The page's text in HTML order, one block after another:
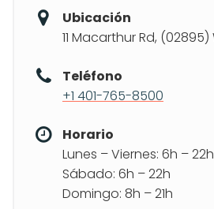
Ubicación
11 Macarthur Rd,
Teléfono
+1 401-765-8500
Horario
Lunes – Viernes: 6h – 22h
Sábado: 6h – 22h
Domingo: 8h – 21h